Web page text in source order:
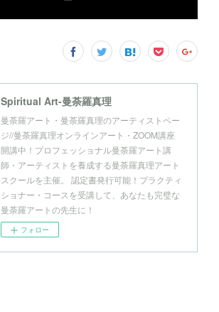
Spiritual Art-曼荼羅真理
曼荼羅アート・曼荼羅真理のアーティストペー
ジ//曼荼羅真理オンラインアート・ZOOM講座
開講中！プロフェッショナル曼荼羅アート講
師・アーティストを養成する曼荼羅真理アート
スクールを主催。 認定書発行可能！プラクティ
ショナー・コースを受講して、あなたも完璧な
曼荼羅アートの先生に！
フォロー